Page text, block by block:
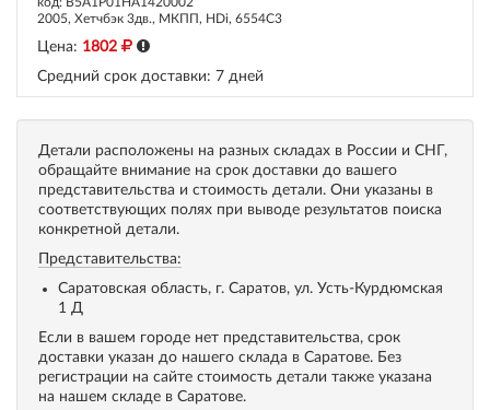
2005, Хетчбэк 3дв., МКПП, HDi, 6554C3
Цена: 1802
Средний срок доставки: 7 дней
Детали расположены на разных складах в России и СНГ,
обращайте внимание на срок доставки до вашего
представительства и стоимость детали. Они указаны в
соответствующих полях при выводе результатов поиска
конкретной детали.
Представительства:
Саратовская область, г. Саратов, ул. Усть-Курдюмская
1 Д
Если в вашем городе нет представительства, срок
доставки указан до нашего склада в Саратове. Без
регистрации на сайте стоимость детали также указана
на нашем складе в Саратове.